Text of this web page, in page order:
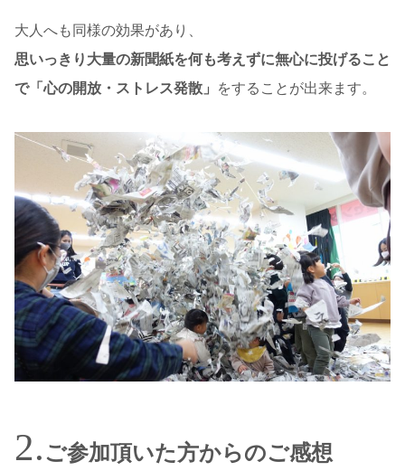
大人へも同様の効果があり、
思いっきり大量の新聞紙を何も考えずに無心に投げること
で「心の開放・ストレス発散」
をすることが出来ます。
ご参加頂いた方からのご感想